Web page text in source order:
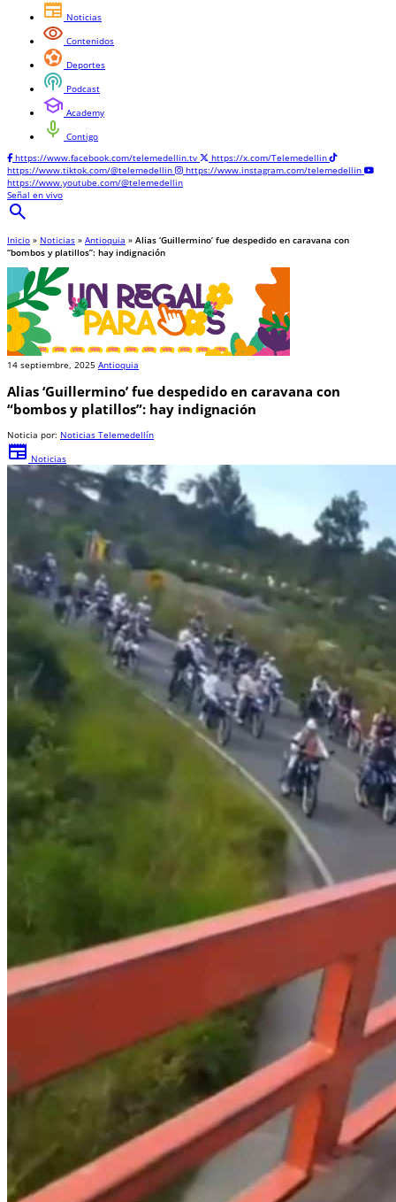
newspaper Noticias
visibility Contenidos
sports_and_outdoors Deportes
podcasts Podcast
school Academy
mic Contigo
https://www.facebook.com/telemedellin.tv
https://x.com/Telemedellin
https://www.tiktok.com/@telemedellin
https://www.instagram.com/telemedellin
https://www.youtube.com/@telemedellin
Señal en vivo
search
Inicio » Noticias » Antioquia » Alias ‘Guillermino’ fue despedido en caravana con
“bombos y platillos”: hay indignación
14 septiembre, 2025 Antioquia
Alias ‘Guillermino’ fue despedido en caravana con
“bombos y platillos”: hay indignación
Noticia por: Noticias Telemedellín
newspaper Noticias